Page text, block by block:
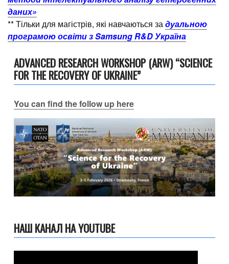
даних»
** Тільки для магістрів, які навчаються задуальною
програмою освіти з Samsung R&D Україна
ADVANCED RESEARCH WORKSHOP (ARW) “SCIENCE
FOR THE RECOVERY OF UKRAINE”
You can find the follow up here
НАШ КАНАЛ НА YOUTUBE